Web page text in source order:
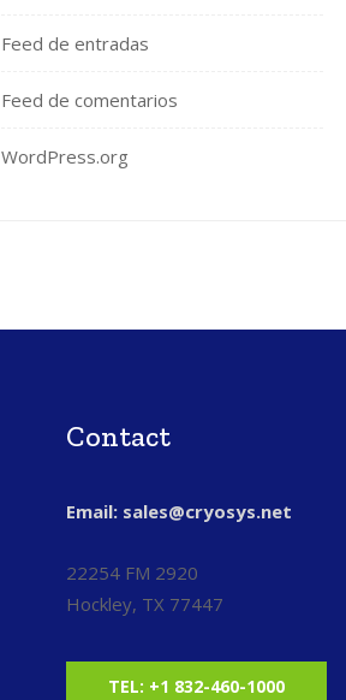
Feed de entradas
Feed de comentarios
WordPress.org
Contact
Email: sales@cryosys.net
22254 FM 2920
Hockley, TX 77447
TEL: +1 832-460-1000